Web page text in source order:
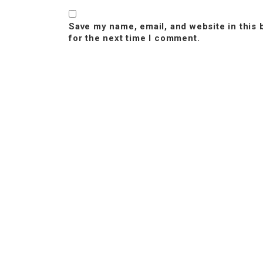
Save my name, email, and website in this
for the next time I comment.